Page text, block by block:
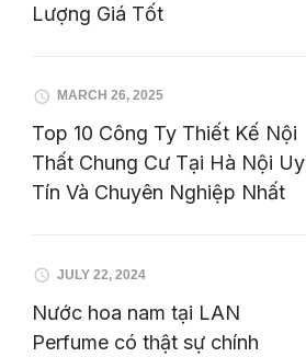
Lượng Giá Tốt
MARCH 26, 2025
Top 10 Công Ty Thiết Kế Nội
Thất Chung Cư Tại Hà Nội Uy
Tín Và Chuyên Nghiệp Nhất
JULY 22, 2024
Nước hoa nam tại LAN
Perfume có thật sự chính